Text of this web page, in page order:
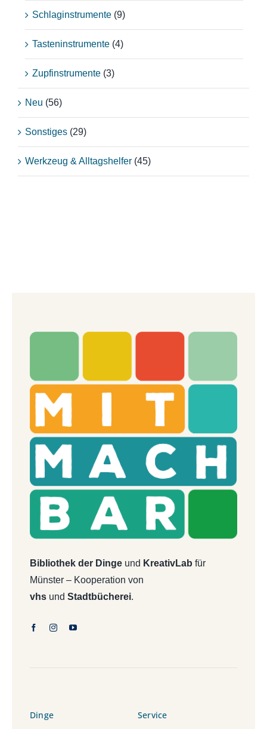
Schlaginstrumente (9)
Tasteninstrumente (4)
Zupfinstrumente (3)
Neu (56)
Sonstiges (29)
Werkzeug & Alltagshelfer (45)
Bibliothek der Dingeund KreativLab für
Münster – Kooperation von
vhsund Stadtbücherei.
Dinge Service